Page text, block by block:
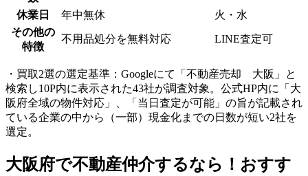
休業日 年中無休
火・水
その他の
特徴
不用品処分を無料対応 LINE査定可
・買取2選の選定基準：Googleにて「不動産売却 大阪」と
検索し10P内に表示された43社が調査対象。公式HP内に「大
阪府全域の物件対応」、「当日査定が可能」の旨が記載され
ている企業の中から（一部）現金化までの日数が短い2社を
選定。
大阪府で不動産仲介するなら！おすす